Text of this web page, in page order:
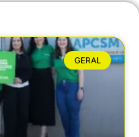
GERAL